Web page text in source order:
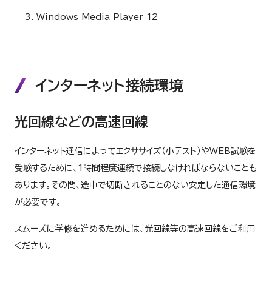
Windows Media Player 12
インターネット接続環境
光回線などの高速回線
インターネット通信によってエクササイズ（小テスト）やWEB試験を
受験するために、1時間程度連続で接続しなければならないことも
あります。その間、途中で切断されることのない安定した通信環境
が必要です。
スムーズに学修を進めるためには、光回線等の高速回線をご利用
ください。